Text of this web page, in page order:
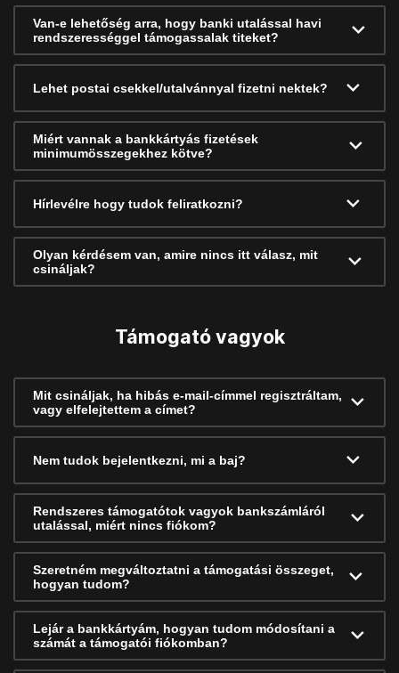
Van-e lehetőség arra, hogy banki utalással havi
rendszerességgel támogassalak titeket?
Lehet postai csekkel/utalvánnyal fizetni nektek?
Miért vannak a bankkártyás fizetések
minimumösszegekhez kötve?
Hírlevélre hogy tudok feliratkozni?
Olyan kérdésem van, amire nincs itt válasz, mit
csináljak?
Támogató vagyok
Mit csináljak, ha hibás e-mail-címmel regisztráltam,
vagy elfelejtettem a címet?
Nem tudok bejelentkezni, mi a baj?
Rendszeres támogatótok vagyok bankszámláról
utalással, miért nincs fiókom?
Szeretném megváltoztatni a támogatási összeget,
hogyan tudom?
Lejár a bankkártyám, hogyan tudom módosítani a
számát a támogatói fiókomban?